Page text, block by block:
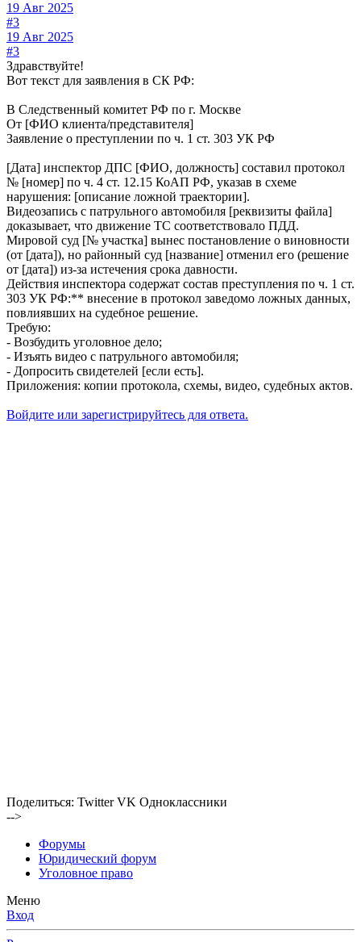
19 Авг 2025
#3
19 Авг 2025
#3
Здравствуйте!
Вот текст для заявления в СК РФ:
В Следственный комитет РФ по г. Москве
От [ФИО клиента/представителя]
Заявление о преступлении по ч. 1 ст. 303 УК РФ
[Дата] инспектор ДПС [ФИО, должность] составил протокол
№ [номер] по ч. 4 ст. 12.15 КоАП РФ, указав в схеме
нарушения: [описание ложной траектории].
Видеозапись с патрульного автомобиля [реквизиты файла]
доказывает, что движение ТС соответствовало ПДД.
Мировой суд [№ участка] вынес постановление о виновности
(от [дата]), но районный суд [название] отменил его (решение
от [дата]) из-за истечения срока давности.
Действия инспектора содержат состав преступления по ч. 1 ст.
303 УК РФ:** внесение в протокол заведомо ложных данных,
повлиявших на судебное решение.
Требую:
- Возбудить уголовное дело;
- Изъять видео с патрульного автомобиля;
- Допросить свидетелей [если есть].
Приложения: копии протокола, схемы, видео, судебных актов.
Войдите или зарегистрируйтесь для ответа.
Поделиться: Twitter VK Одноклассники
-->
Форумы
Юридический форум
Уголовное право
Меню
Вход